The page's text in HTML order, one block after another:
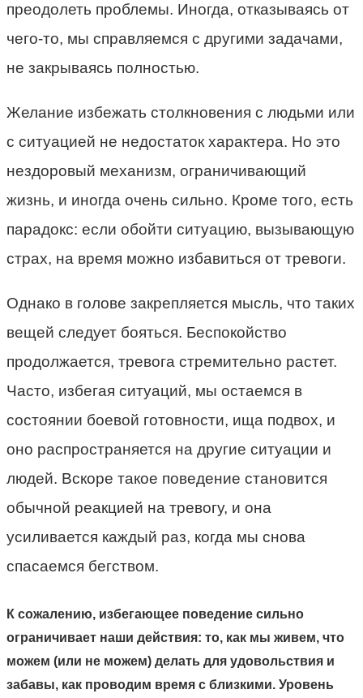
преодолеть проблемы. Иногда, отказываясь от
чего-то, мы справляемся с другими задачами,
не закрываясь полностью.
Желание избежать столкновения с людьми или
с ситуацией не недостаток характера. Но это
нездоровый механизм, ограничивающий
жизнь, и иногда очень сильно. Кроме того, есть
парадокс: если обойти ситуацию, вызывающую
страх, на время можно избавиться от тревоги.
Однако в голове закрепляется мысль, что таких
вещей следует бояться. Беспокойство
продолжается, тревога стремительно растет.
Часто, избегая ситуаций, мы остаемся в
состоянии боевой готовности, ища подвох, и
оно распространяется на другие ситуации и
людей. Вскоре такое поведение становится
обычной реакцией на тревогу, и она
усиливается каждый раз, когда мы снова
спасаемся бегством.
К сожалению, избегающее поведение сильно
ограничивает наши действия: то, как мы живем, что
можем (или не можем) делать для удовольствия и
забавы, как проводим время с близкими. Уровень